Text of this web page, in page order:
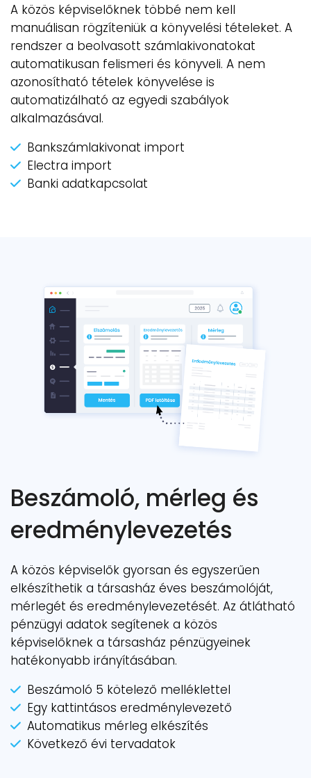
A közös képviselőknek többé nem kell
manuálisan rögzíteniük a könyvelési tételeket. A
rendszer a beolvasott számlakivonatokat
automatikusan felismeri és könyveli. A nem
azonosítható tételek könyvelése is
automatizálható az egyedi szabályok
alkalmazásával.
Bankszámlakivonat import
Electra import
Banki adatkapcsolat
Beszámoló, mérleg és
eredménylevezetés
A közös képviselők gyorsan és egyszerűen
elkészíthetik a társasház éves beszámolóját,
mérlegét és eredménylevezetését. Az átlátható
pénzügyi adatok segítenek a közös
képviselőknek a társasház pénzügyeinek
hatékonyabb irányításában.
Beszámoló 5 kötelező melléklettel
Egy kattintásos eredménylevezető
Automatikus mérleg elkészítés
Következő évi tervadatok